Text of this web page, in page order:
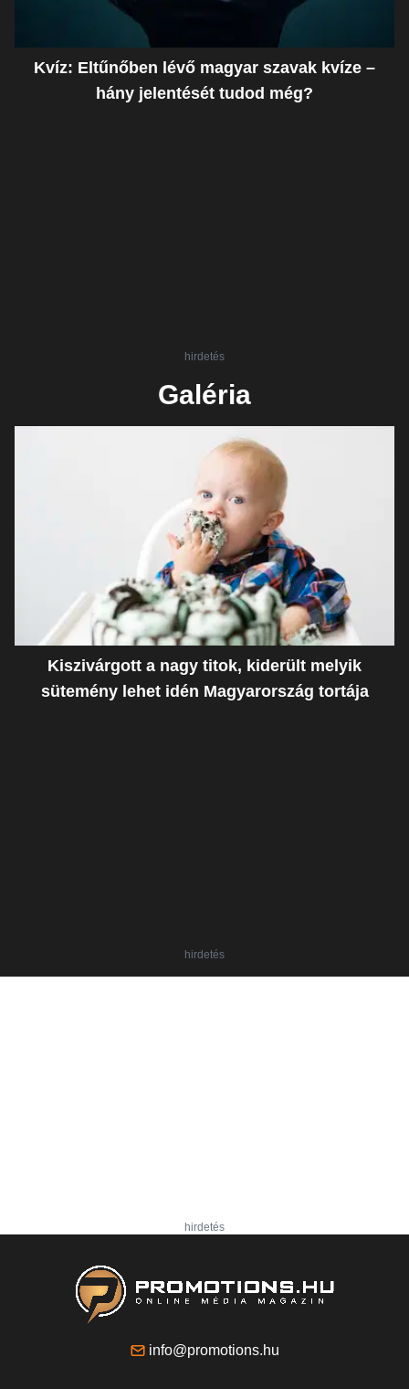
Kvíz: Eltűnőben lévő magyar szavak kvíze –
hány jelentését tudod még?
hirdetés
Galéria
Kiszivárgott a nagy titok, kiderült melyik
sütemény lehet idén Magyarország tortája
hirdetés
hirdetés
info@promotions.hu